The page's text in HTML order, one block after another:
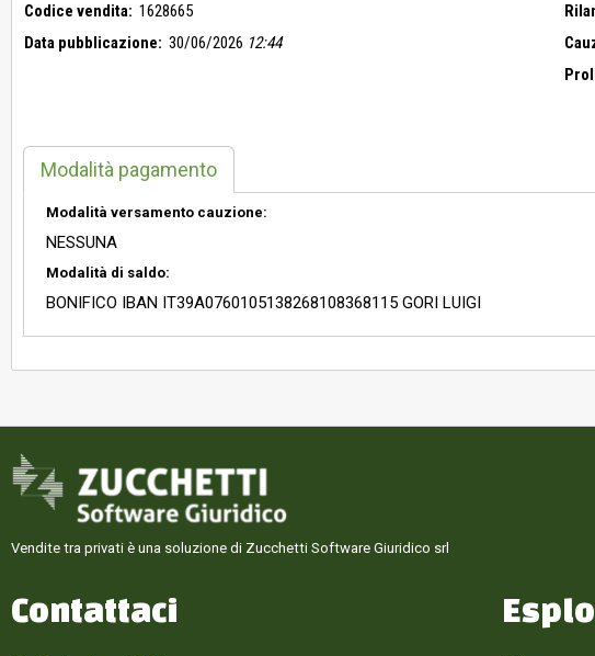
Codice vendita: 1628665
Data pubblicazione: 30/06/2026 12:44
Modalità pagamento
Modalità versamento cauzione:
NESSUNA
Modalità di saldo:
BONIFICO IBAN IT39A0760105138268108368115 GORI LUIGI
Vendite tra privati è una soluzione di Zucchetti Software Giuridico srl
Contattaci